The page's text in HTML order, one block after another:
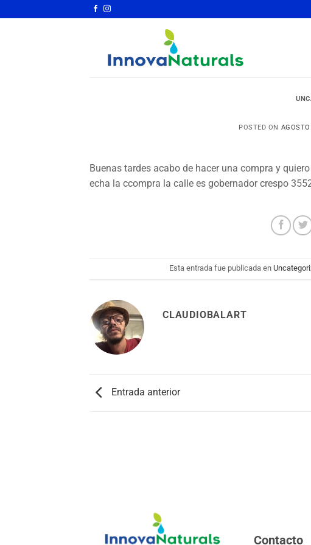
al
POSTED ON
Buenas tardes acabo de hacer una compra y
echa la ccompra la calle es gobernador crespo
Esta entrada fue publicada en
CLAUDIOBALART
Entrada anterior
Contacto